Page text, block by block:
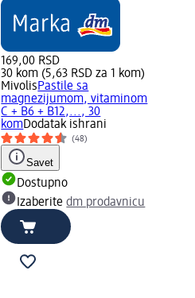
169,00 RSD
30 kom (5,63 RSD za 1 kom)
MivolisPastile sa
magnezijumom, vitaminom
C + B6 + B12,..., 30
komDodatak ishrani
(48)
Savet
Dostupno
Izaberitedm prodavnicu